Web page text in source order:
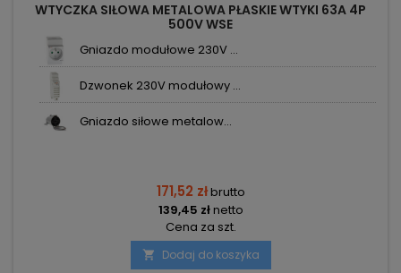
WTYCZKA SIŁOWA METALOWA PŁASKIE WTYKI 63A 4P
500V WSE
Gniazdo modułowe 230V ...
Dzwonek 230V modułowy ...
Gniazdo siłowe metalow...
171,52 złbrutto
139,45 złnetto
Cena za szt.
 Dodaj do koszyka